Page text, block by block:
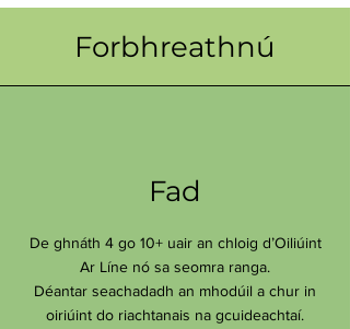
Forbhreathnú
Fad
De ghnáth 4 go 10+ uair an chloig d’Oiliúint
Ar Líne nó sa seomra ranga.
Déantar seachadadh an mhodúil a chur in
oiriúint do riachtanais na gcuideachtaí.